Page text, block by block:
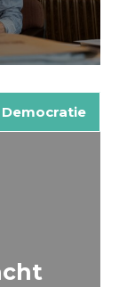
Democratie